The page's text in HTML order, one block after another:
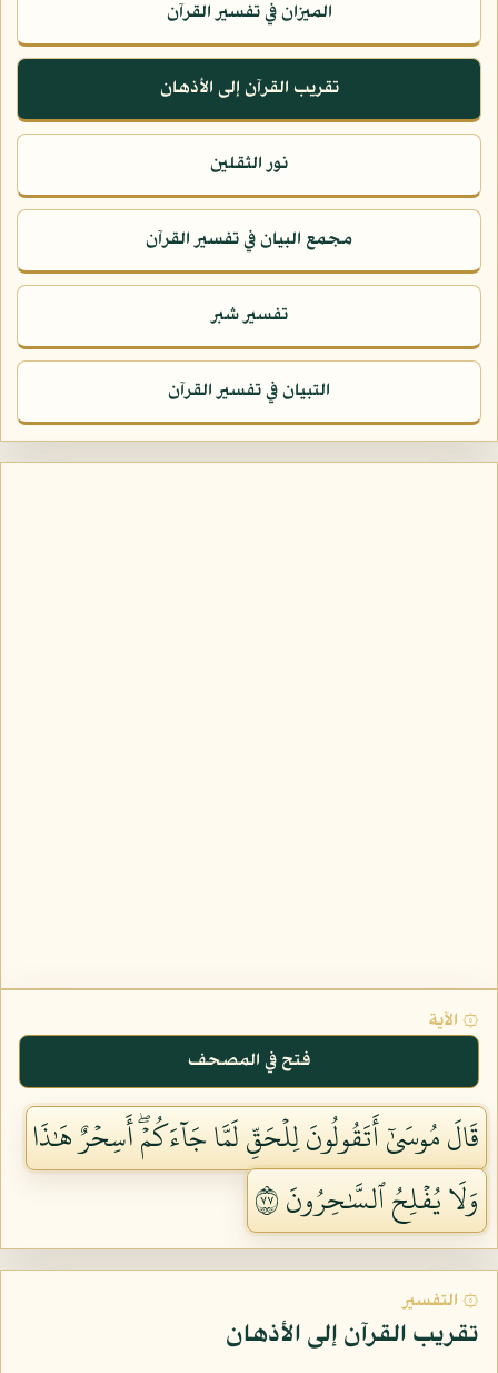
الميزان في تفسير القرآن
تقريب القرآن إلى الأذهان
نور الثقلين
مجمع البيان في تفسير القرآن
تفسير شبر
التبيان في تفسير القرآن
۞ الآية
فتح في المصحف
قَالَ مُوسَىٰٓ أَتَقُولُونَ لِلۡحَقِّ لَمَّا جَآءَكُمۡۖ أَسِحۡرٌ هَٰذَا
وَلَا يُفۡلِحُ ٱلسَّٰحِرُونَ ٧٧
۞ التفسير
تقريب القرآن إلى الأذهان